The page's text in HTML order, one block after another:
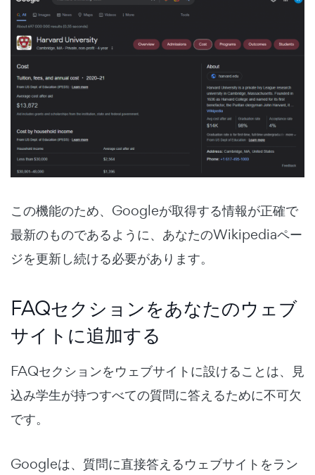
この機能のため、Googleが取得する情報が正確で
最新のものであるように、あなたのWikipediaペー
ジを更新し続ける必要があります。
FAQセクションをあなたのウェブ
サイトに追加する
FAQセクションをウェブサイトに設けることは、見
込み学生が持つすべての質問に答えるために不可欠
です。
Googleは、質問に直接答えるウェブサイトをラン